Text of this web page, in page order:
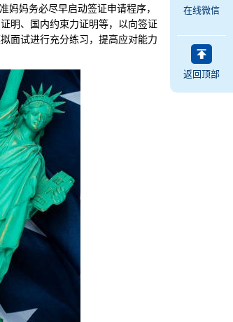
妈务必尽早启动签证申请程序，
明、国内约束力证明等，以向签证
面试进行充分练习，提高应对能力
在线微信
返回顶部